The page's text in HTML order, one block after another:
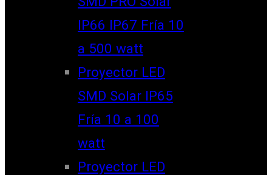
IP66 IP67 Fría 10
a 500 watt
Proyector LED
SMD Solar IP65
Fría 10 a 100
watt
Proyector LED